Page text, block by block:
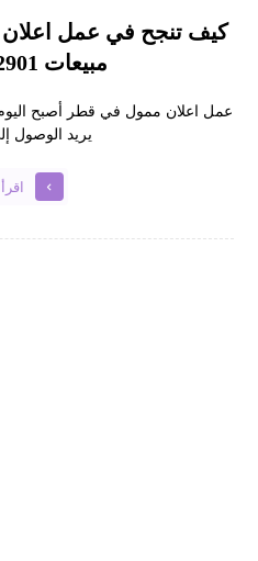
كيف تنجح في عمل
مبيعات 01151832901
عمل اعلان ممول في قطر أصبح
يريد الوصول